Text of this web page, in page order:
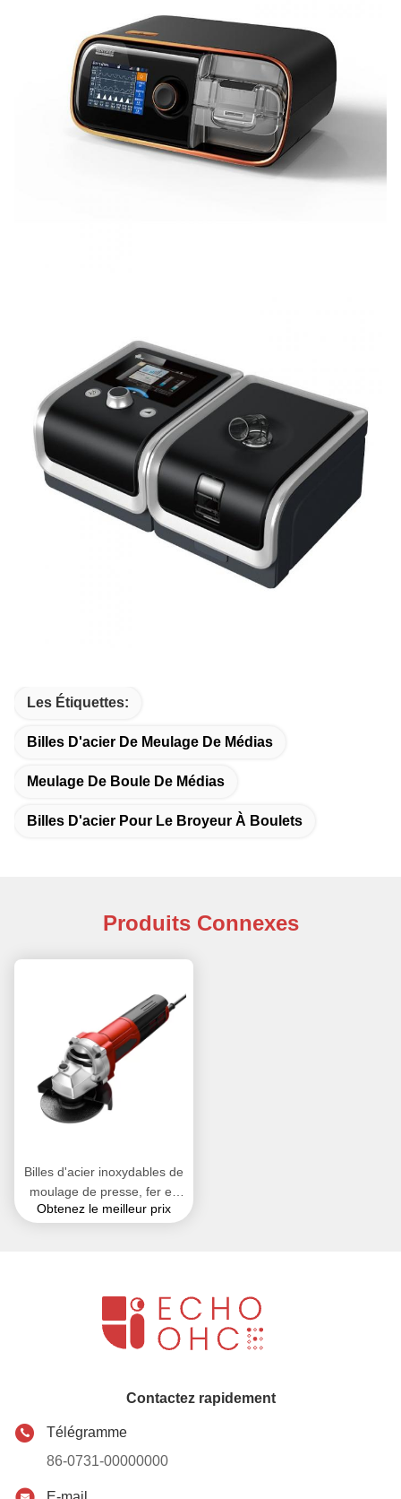
Les Étiquettes:
Billes D'acier De Meulage De Médias
Meulage De Boule De Médias
Billes D'acier Pour Le Broyeur À Boulets
Produits Connexes
Billes d'acier inoxydables de
moulage de presse, fer en
acier de meulage Chrome
Obtenez le meilleur prix
Contactez rapidement
Télégramme
86-0731-00000000